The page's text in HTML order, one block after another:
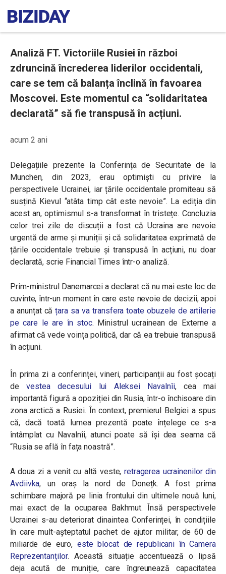
Analiză FT. Victoriile Rusiei în război
zdruncină încrederea liderilor occidentali,
care se tem că balanța înclină în favoarea
Moscovei. Este momentul ca “solidaritatea
declarată” să fie transpusă în acțiuni.
acum 2 ani
Delegațiile prezente la Conferința de Securitate de la
Munchen, din 2023, erau optimiști cu privire la
perspectivele Ucrainei, iar țările occidentale promiteau să
susțină Kievul“atâta timp cât este nevoie”. La ediția din
acest an, optimismul s-a transformat în tristețe. Concluzia
celor trei zile de discuții a fost că Ucraina are nevoie
urgentă de arme și muniții și că solidaritatea exprimată de
țările occidentale trebuie și transpusă în acțiuni, nu doar
declarată, scrie Financial Times într-o analiză.
Prim-ministrul Danemarcei a declarat că nu mai este loc de
cuvinte, într-un moment în care este nevoie de decizii, apoi
a anunțat cățara sa va transfera toate obuzele de artilerie
pe care le are în stoc. Ministrul ucrainean de Externe a
afirmat că vede voința politică, dar că ea trebuie transpusă
în acțiuni.
În prima zi a conferinței, vineri, participanții au fost șocați
devestea decesului lui Aleksei Navalnîi, cea mai
importantă figură a opoziției din Rusia, într-o închisoare din
zona arctică a Rusiei. În context, premierul Belgiei a spus
că, dacă toată lumea prezentă poate înțelege ce s-a
întâmplat cu Navalnîi, atunci poate să își dea seama că
“Rusia se află în fața noastră”.
A doua zi a venit cu altă veste, retragerea ucrainenilor din
Avdiivka, un oraș la nord de Donețk. A fost prima
schimbare majoră pe linia frontului din ultimele nouă luni,
mai exact de la ocuparea Bakhmut. Însă perspectivele
Ucrainei s-au deteriorat dinaintea Conferinței, în condițiile
în care mult-așteptatul pachet de ajutor militar, de 60 de
miliarde de euro, este blocat de republicani în Camera
Reprezentanților. Această situație accentuează o lipsă
deja acută de muniție, care îngreunează capacitatea